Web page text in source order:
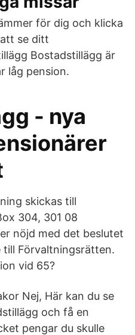
för dig och klicka
se ditt
Bostadstillägg är
låg pension.
- nya
skickas till
304, 301 08
nöjd med det beslutet
till Förvaltningsrätten.
vid 65?
Nej, Här kan du se
och få en
pengar du skulle